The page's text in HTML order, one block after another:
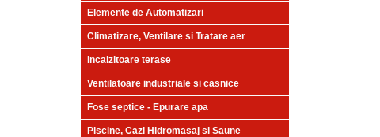
Elemente de Automatizari
Climatizare, Ventilare si Tratare aer
Incalzitoare terase
Ventilatoare industriale si casnice
Fose septice - Epurare apa
Piscine, Cazi Hidromasaj si Saune